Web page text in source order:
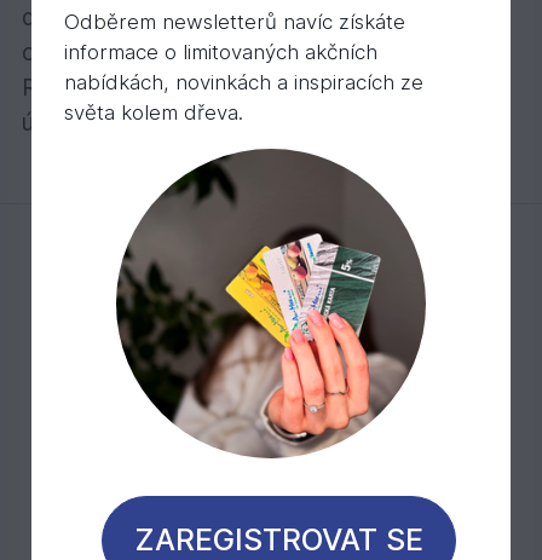
dále je barevně upravena tak, aby její odstín
odpovídal dřevěné podlaze EKOWOOD.
Rozměr lišty je 13x50x2400 mm. Povrchová
úprava - matně lakovaná s optikou oleje.
Mohlo by Vás zajímat
Odběrem newsletterů navíc získáte
informace o limitovaných akčních
nabídkách, novinkách a inspiracích ze
světa kolem dřeva.
ZAREGISTROVAT SE